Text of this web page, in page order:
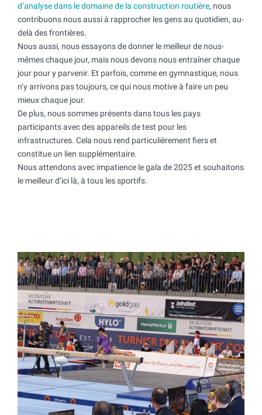
d’analyse dans le domaine de la construction routière, nous
contribuons nous aussi à rapprocher les gens au quotidien, au-
delà des frontières.
Nous aussi, nous essayons de donner le meilleur de nous-
mêmes chaque jour, mais nous devons nous entraîner chaque
jour pour y parvenir. Et parfois, comme en gymnastique, nous
n’y arrivons pas toujours, ce qui nous motive à faire un peu
mieux chaque jour.
De plus, nous sommes présents dans tous les pays
participants avec des appareils de test pour les
infrastructures. Cela nous rend particulièrement fiers et
constitue un lien supplémentaire.
Nous attendons avec impatience le gala de 2025 et souhaitons
le meilleur d’ici là, à tous les sportifs.